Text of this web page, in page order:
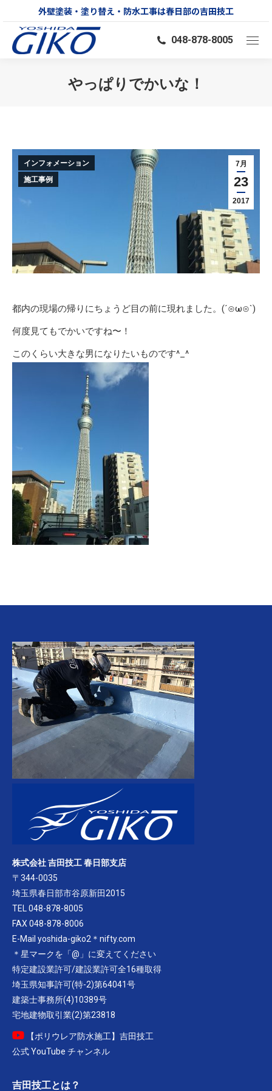
外壁塗装・塗り替え・防水工事は春日部の吉田技工
048-878-8005
やっぱりでかいな！
7月
23
2017
インフォメーション
施工事例
都内の現場の帰りにちょうど目の前に現れました。(´⊙ω⊙`)
何度見てもでかいですね〜！
このくらい大きな男になりたいものです^_^
株式会社 吉田技工 春日部支店
〒344-0035
埼玉県春日部市谷原新田2015
TEL 048-878-8005
FAX 048-878-8006
E-Mail yoshida-giko2＊nifty.com
＊星マークを「@」に変えてください
特定建設業許可/建設業許可全16種取得
埼玉県知事許可(特-2)第64041号
建築士事務所(4)10389号
宅地建物取引業(2)第23818
【ポリウレア防水施工】吉田技工
公式 YouTube チャンネル
吉田技工とは？